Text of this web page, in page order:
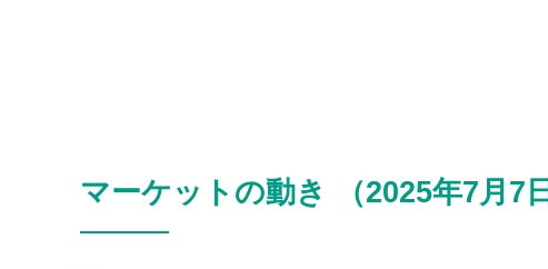
マーケットの動き （2025年7月7